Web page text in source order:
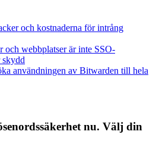
och kostnaderna för intrång
och webbplatser är inte SSO-
skydd
användningen av Bitwarden till hela
nu. Välj din